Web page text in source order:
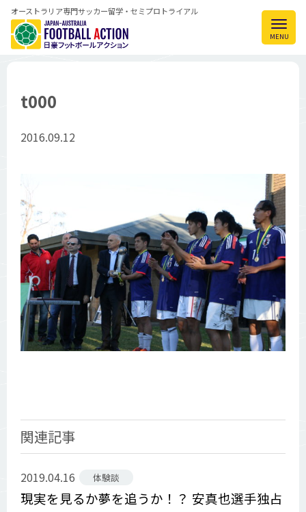
オーストラリア専門サッカー留学・セミプロトライアル
t000
2016.09.12
関連記事
2019.04.16 体験談
現実を見るか夢を追うか！？ 安真也選手独占